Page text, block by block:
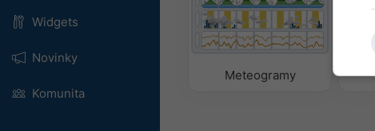
Widgets
Novinky
Komunita
Meteogramy